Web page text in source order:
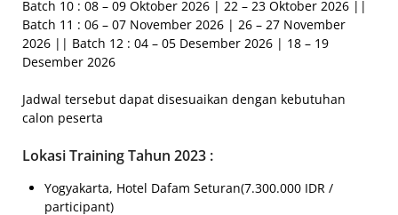
Batch 10 : 08 – 09 Oktober 2026 | 22 – 23 Oktober 2026 ||
Batch 11 : 06 – 07 November 2026 | 26 – 27 November
2026 || Batch 12 : 04 – 05 Desember 2026 | 18 – 19
Desember 2026
Jadwal tersebut dapat disesuaikan dengan kebutuhan
calon peserta
Lokasi Training Tahun 2023 :
Yogyakarta, Hotel Dafam Seturan(7.300.000 IDR /
participant)